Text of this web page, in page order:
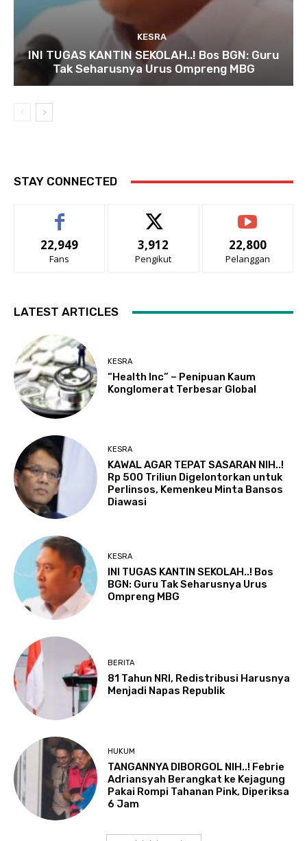
KESRA
INI TUGAS KANTIN SEKOLAH..! Bos BGN: Guru
Tak Seharusnya Urus Ompreng MBG
STAY CONNECTED
22,949
Fans
3,912
Pengikut
22,800
Pelanggan
LATEST ARTICLES
KESRA
“Health Inc” – Penipuan Kaum
Konglomerat Terbesar Global
KESRA
KAWAL AGAR TEPAT SASARAN NIH..!
Rp 500 Triliun Digelontorkan untuk
Perlinsos, Kemenkeu Minta Bansos
Diawasi
KESRA
INI TUGAS KANTIN SEKOLAH..! Bos
BGN: Guru Tak Seharusnya Urus
Ompreng MBG
BERITA
81 Tahun NRI, Redistribusi Harusnya
Menjadi Napas Republik
HUKUM
TANGANNYA DIBORGOL NIH..! Febrie
Adriansyah Berangkat ke Kejagung
Pakai Rompi Tahanan Pink, Diperiksa
6 Jam